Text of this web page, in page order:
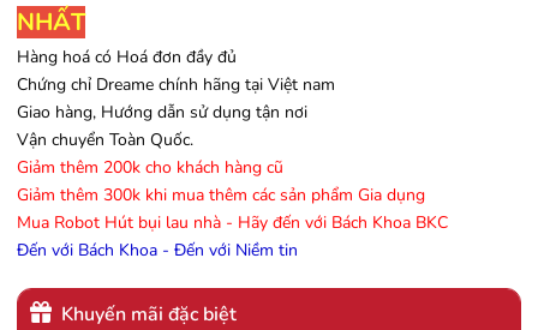
NHẤT
Hàng hoá có Hoá đơn đầy đủ
Chứng chỉ Dreame chính hãng tại Việt nam
Giao hàng, Hướng dẫn sử dụng tận nơi
Vận chuyển Toàn Quốc.
Giảm thêm 200k cho khách hàng cũ
Giảm thêm 300k khi mua thêm các sản phẩm Gia dụng
Mua Robot Hút bụi lau nhà - Hãy đến với Bách Khoa BKC
Đến với Bách Khoa - Đến với Niềm tin
Khuyến mãi đặc biệt